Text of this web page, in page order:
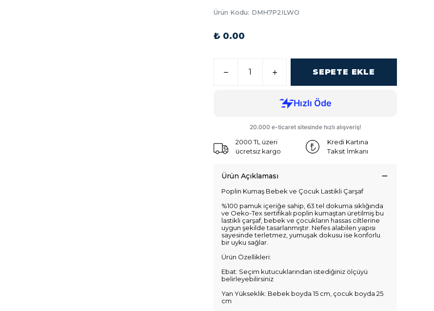
Ürün Kodu: DMH7P2ILWO
₺ 0.00
SEPETE EKLE
2000 TL üzeri
ücretsiz kargo
Kredi Kartına
Taksit İmkanı
Ürün Açıklaması
Poplin Kumaş Bebek ve Çocuk Lastikli Çarşaf
%100 pamuk içeriğe sahip, 63 tel dokuma sıklığında
ve Oeko-Tex sertifikalı poplin kumaştan üretilmiş bu
lastikli çarşaf, bebek ve çocukların hassas ciltlerine
uygun şekilde tasarlanmıştır. Nefes alabilen yapısı
sayesinde terletmez, yumuşak dokusu ise konforlu
bir uyku sağlar.
Ürün Özellikleri:
Ebat: Seçim kutucuklarından istediğiniz ölçüyü
belirleyebilirsiniz
Yan Yükseklik: Bebek boyda 15 cm, çocuk boyda 25
cm